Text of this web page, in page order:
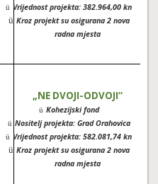
ü Vrijednost projekta: 382.964,00 kn
ü Kroz projekt su osigurana 2 nova
radna mjesta
„NE DVOJI-ODVOJI“
ü Kohezijski fond
ü Nositelj projekta: Grad Orahovica
ü Vrijednost projekta: 582.081,74 kn
ü Kroz projekt su osigurana 2 nova
radna mjesta